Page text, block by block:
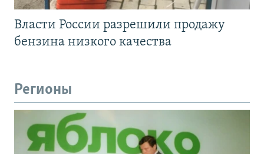
Власти России разрешили продажу
бензина низкого качества
Регионы